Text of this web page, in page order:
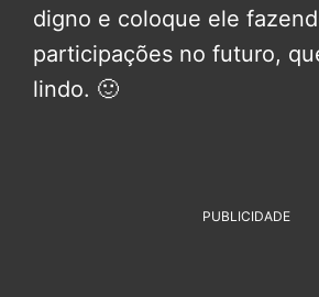
digno e coloque ele
participações no futuro,
lindo. 🙂
PUBLICIDADE